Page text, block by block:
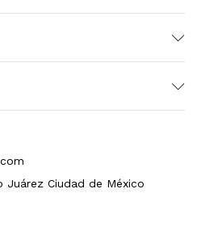
Juárez Ciudad de México
Finefilt – Kit de Repuestos 2 Etapas 2.5×10 | Cartucho de Sedimentos + Carbón Activado en Bloque